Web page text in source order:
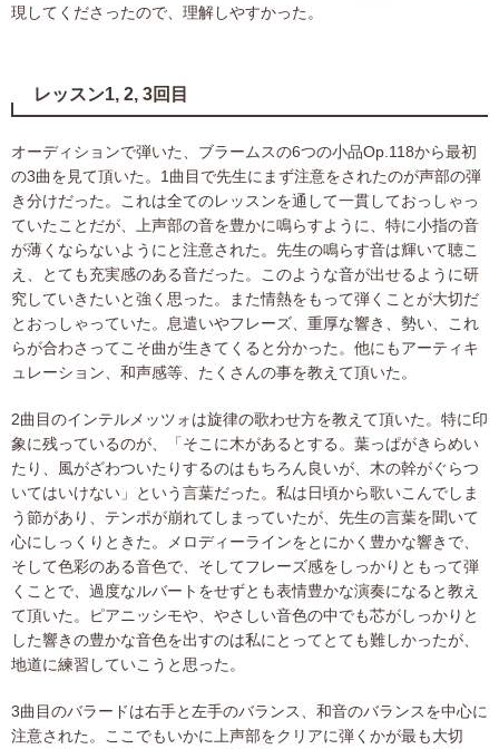
現してくださったので、理解しやすかった。
レッスン1, 2, 3回目
オーディションで弾いた、ブラームスの6つの小品Op.118から最初
の3曲を見て頂いた。1曲目で先生にまず注意をされたのが声部の弾
き分けだった。これは全てのレッスンを通して一貫しておっしゃっ
ていたことだが、上声部の音を豊かに鳴らすように、特に小指の音
が薄くならないようにと注意された。先生の鳴らす音は輝いて聴こ
え、とても充実感のある音だった。このような音が出せるように研
究していきたいと強く思った。また情熱をもって弾くことが大切だ
とおっしゃっていた。息遣いやフレーズ、重厚な響き、勢い、これ
らが合わさってこそ曲が生きてくると分かった。他にもアーティキ
ュレーション、和声感等、たくさんの事を教えて頂いた。
2曲目のインテルメッツォは旋律の歌わせ方を教えて頂いた。特に印
象に残っているのが、「そこに木があるとする。葉っぱがきらめい
たり、風がざわついたりするのはもちろん良いが、木の幹がぐらつ
いてはいけない」という言葉だった。私は日頃から歌いこんでしま
う節があり、テンポが崩れてしまっていたが、先生の言葉を聞いて
心にしっくりときた。メロディーラインをとにかく豊かな響きで、
そして色彩のある音色で、そしてフレーズ感をしっかりともって弾
くことで、過度なルバートをせずとも表情豊かな演奏になると教え
て頂いた。ピアニッシモや、やさしい音色の中でも芯がしっかりと
した響きの豊かな音色を出すのは私にとってとても難しかったが、
地道に練習していこうと思った。
3曲目のバラードは右手と左手のバランス、和音のバランスを中心に
注意された。ここでもいかに上声部をクリアに弾くかが最も大切